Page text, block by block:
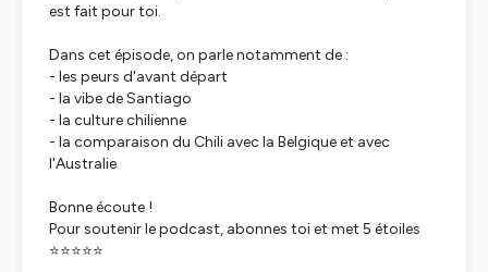
est fait pour toi.
Dans cet épisode, on parle notamment de :
- les peurs d'avant départ
- la vibe de Santiago
- la culture chilienne
- la comparaison du Chili avec la Belgique et avec
l'Australie
Bonne écoute !
Pour soutenir le podcast, abonnes toi et met 5 étoiles
⭐⭐⭐⭐⭐